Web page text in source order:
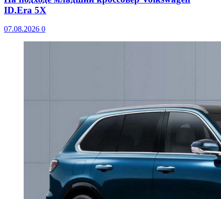
ID.Era 5X
07.08.2026 0